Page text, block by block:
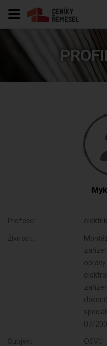
Profese:
Živnosti:
07/
Subjekt: OSVČ